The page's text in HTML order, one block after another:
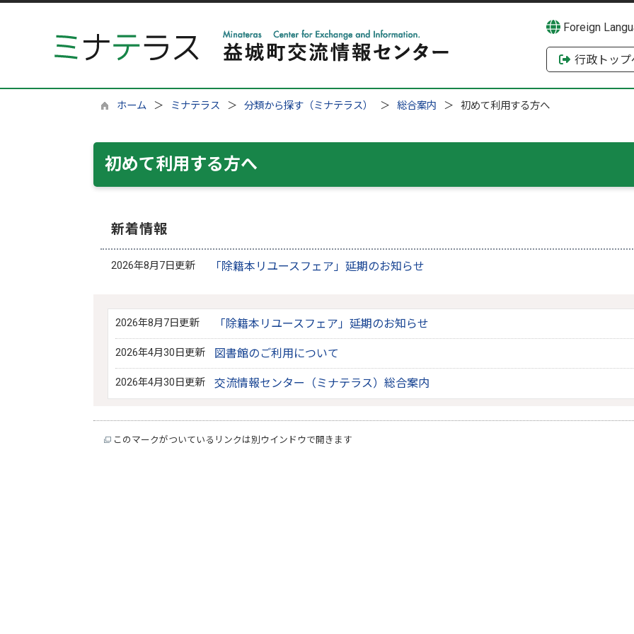
Foreign
行政トップ
ホーム ミナテラス 分類から探す（ミナテラス） 総合案内 初めて利用する方へ
初めて利用する方へ
新着情報
2026年8月7日更新 「除籍本リユースフェア」延期のお知らせ
2026年8月7日更新 「除籍本リユースフェア」延期のお知らせ
2026年4月30日更新 図書館のご利用について
2026年4月30日更新 交流情報センター（ミナテラス）総合案内
このマークがついているリンクは別ウインドウで開きます